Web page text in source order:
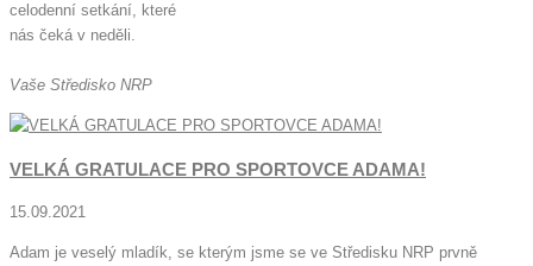
celodenní setkání, které
nás čeká v neděli.
Vaše Středisko NRP
VELKÁ GRATULACE PRO SPORTOVCE ADAMA!
15.09.2021
Adam je veselý mladík, se kterým jsme se ve Středisku NRP prvně